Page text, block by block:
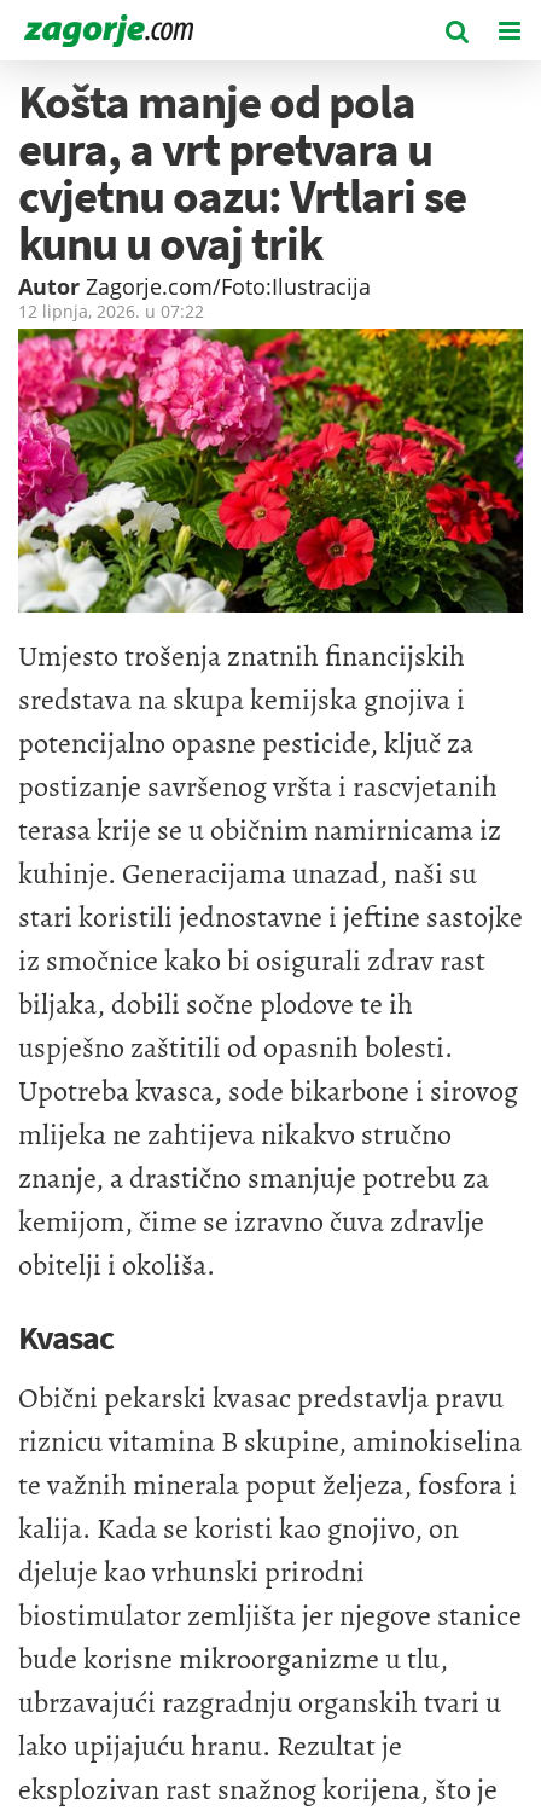
Košta manje od pola
eura, a vrt pretvara u
cvjetnu oazu: Vrtlari se
kunu u ovaj trik
Autor Zagorje.com/Foto:Ilustracija
12 lipnja, 2026. u 07:22
Umjesto trošenja znatnih financijskih
sredstava na skupa kemijska gnojiva i
potencijalno opasne pesticide, ključ za
postizanje savršenog vršta i rascvjetanih
terasa krije se u običnim namirnicama iz
kuhinje. Generacijama unazad, naši su
stari koristili jednostavne i jeftine sastojke
iz smočnice kako bi osigurali zdrav rast
biljaka, dobili sočne plodove te ih
uspješno zaštitili od opasnih bolesti.
Upotreba kvasca, sode bikarbone i sirovog
mlijeka ne zahtijeva nikakvo stručno
znanje, a drastično smanjuje potrebu za
kemijom, čime se izravno čuva zdravlje
obitelji i okoliša.
Kvasac
Obični pekarski kvasac predstavlja pravu
riznicu vitamina B skupine, aminokiselina
te važnih minerala poput željeza, fosfora i
kalija. Kada se koristi kao gnojivo, on
djeluje kao vrhunski prirodni
biostimulator zemljišta jer njegove stanice
bude korisne mikroorganizme u tlu,
ubrzavajući razgradnju organskih tvari u
lako upijajuću hranu. Rezultat je
eksplozivan rast snažnog korijena, što je